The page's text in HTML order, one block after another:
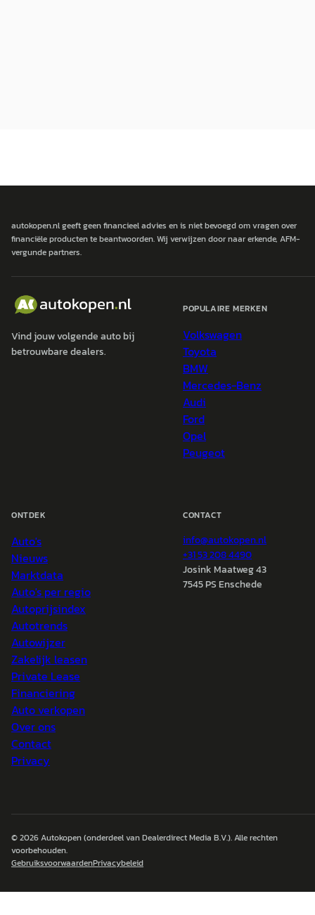
autokopen.nl geeft geen financieel advies en is niet bevoegd om vragen over
financiële producten te beantwoorden. Wij verwijzen door naar erkende, AFM-
vergunde partners.
Vind jouw volgende auto bij
betrouwbare dealers.
POPULAIRE MERKEN
Volkswagen
Toyota
BMW
Mercedes-Benz
Audi
Ford
Opel
Peugeot
ONTDEK
Auto's
Nieuws
Marktdata
Auto's per regio
Autoprijsindex
Autotrends
Autowijzer
Zakelijk leasen
Private Lease
Financiering
Auto verkopen
Over ons
Contact
Privacy
CONTACT
info@autokopen.nl
+31 53 208 4490
Josink Maatweg 43
7545 PS Enschede
© 2026Autokopen(onderdeel van Dealerdirect Media B.V.). Alle rechten
voorbehouden.
GebruiksvoorwaardenPrivacybeleid